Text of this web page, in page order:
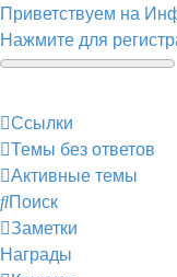
Приветствуем на
Нажмите для
Ссылки
Темы без ответов
Активные темы
Поиск
Заметки
Награды